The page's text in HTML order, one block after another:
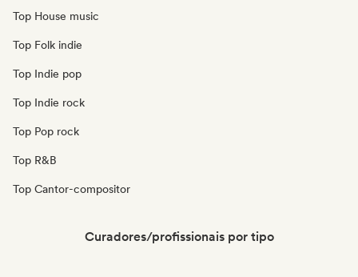
Top House music
Top Folk indie
Top Indie pop
Top Indie rock
Top Pop rock
Top R&B
Top Cantor-compositor
Curadores/profissionais por tipo